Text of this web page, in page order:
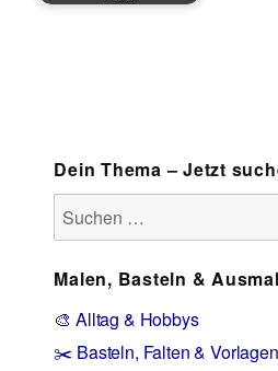
Dein Thema – Jetzt
Suchen
nach:
Malen, Basteln &
🎨 Alltag & Hobbys
✂️ Basteln, Falten & Vorlagen